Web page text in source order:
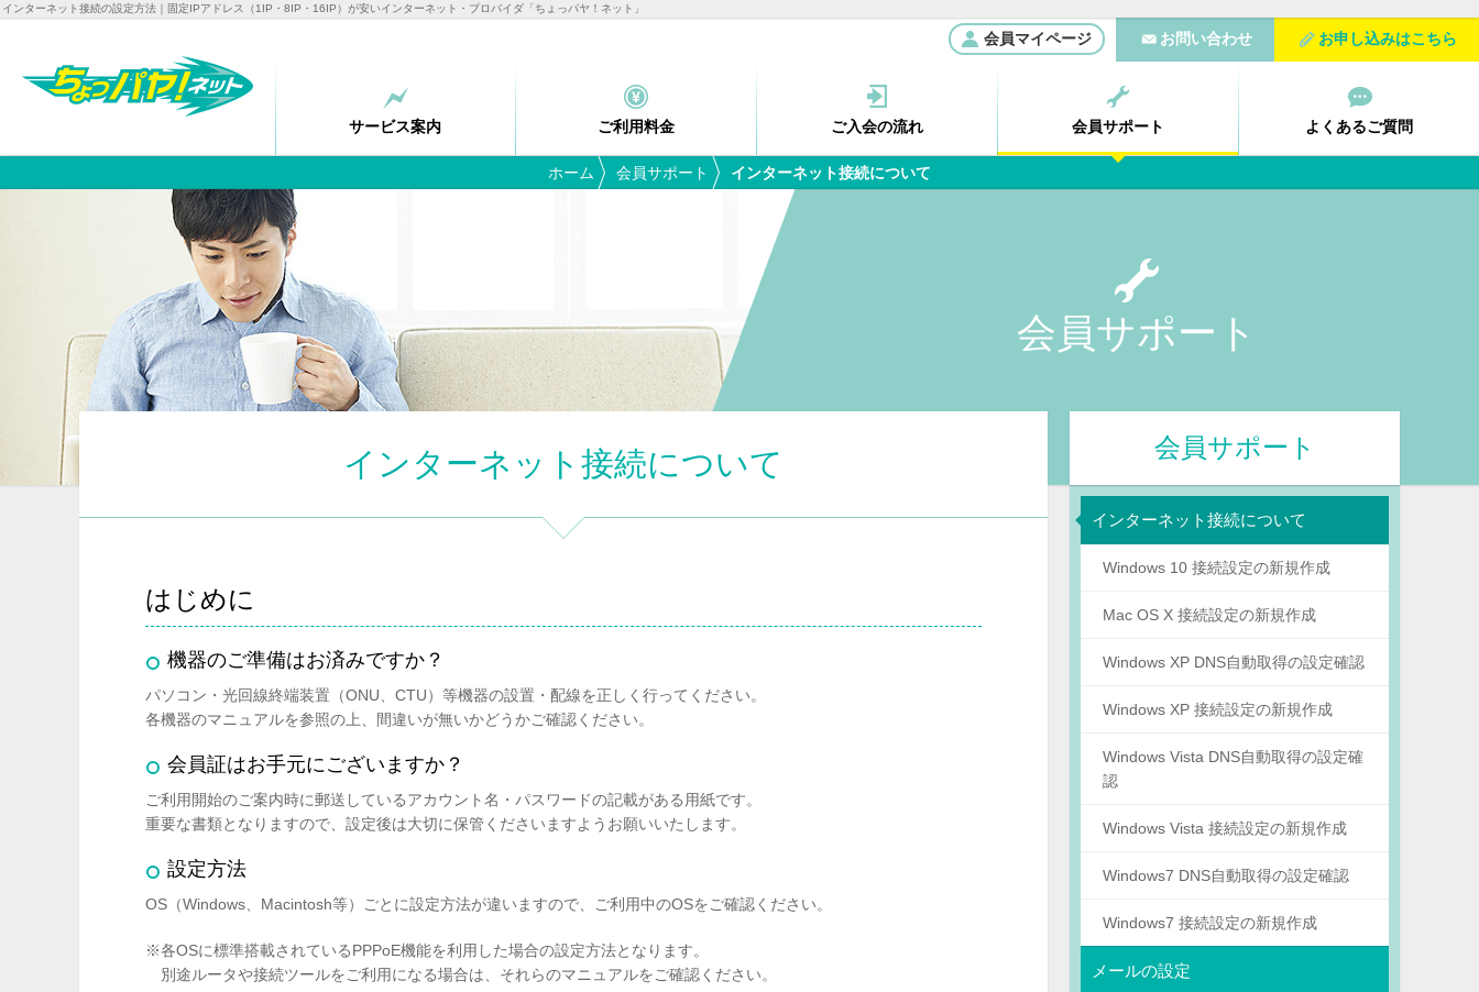
インターネット接続の設定方法｜固定IPアドレス（1IP・8IP・16IP）が安いインターネット・プロバイダ「ちょっパヤ！ネット」
会員マイページ お問い合わせ お申し込みはこちら
サービス案内 ご利用料金 ご入会の流れ 会員サポート よくあるご質問
ホーム 会員サポート インターネット接続について
会員サポート
インターネット接続について
はじめに
機器のご準備はお済みですか？
パソコン・光回線終端装置（ONU、CTU）等機器の設置・配線を正しく行ってください。
各機器のマニュアルを参照の上、間違いが無いかどうかご確認ください。
会員証はお手元にございますか？
ご利用開始のご案内時に郵送しているアカウント名・パスワードの記載がある用紙です。
重要な書類となりますので、設定後は大切に保管くださいますようお願いいたします。
設定方法
OS（Windows、Macintosh等）ごとに設定方法が違いますので、ご利用中のOSをご確認ください。
※各OSに標準搭載されているPPPoE機能を利用した場合の設定方法となります。
別途ルータや接続ツールをご利用になる場合は、それらのマニュアルをご確認ください。
会員サポート
インターネット接続について
Windows 10 接続設定の新規作成
Mac OS X 接続設定の新規作成
Windows XP DNS自動取得の設定確認
Windows XP 接続設定の新規作成
Windows Vista DNS自動取得の設定確
認
Windows Vista 接続設定の新規作成
Windows7 DNS自動取得の設定確認
Windows7 接続設定の新規作成
メールの設定